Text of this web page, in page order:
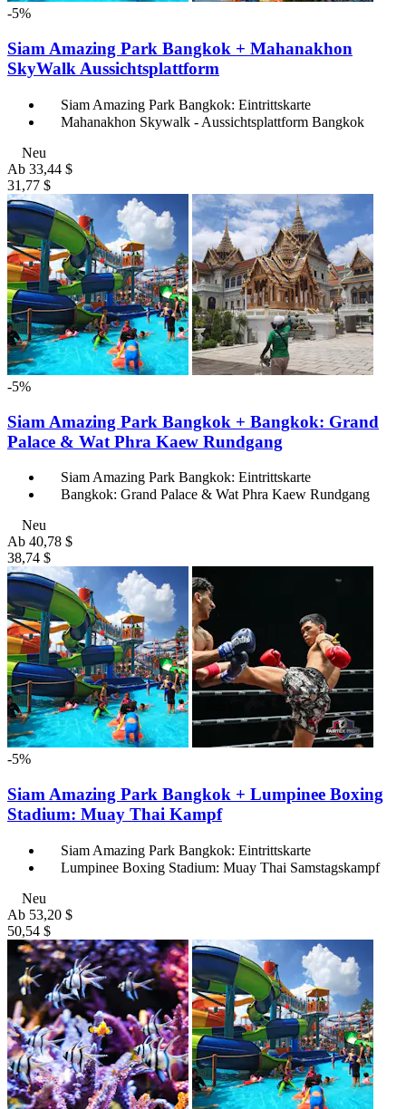
-5%
Siam Amazing Park Bangkok + Mahanakhon
SkyWalk Aussichtsplattform
Siam Amazing Park Bangkok: Eintrittskarte
Mahanakhon Skywalk - Aussichtsplattform Bangkok
Neu
Ab 33,44 $
31,77 $
-5%
Siam Amazing Park Bangkok + Bangkok: Grand
Palace & Wat Phra Kaew Rundgang
Siam Amazing Park Bangkok: Eintrittskarte
Bangkok: Grand Palace & Wat Phra Kaew Rundgang
Neu
Ab 40,78 $
38,74 $
-5%
Siam Amazing Park Bangkok + Lumpinee Boxing
Stadium: Muay Thai Kampf
Siam Amazing Park Bangkok: Eintrittskarte
Lumpinee Boxing Stadium: Muay Thai Samstagskampf
Neu
Ab 53,20 $
50,54 $